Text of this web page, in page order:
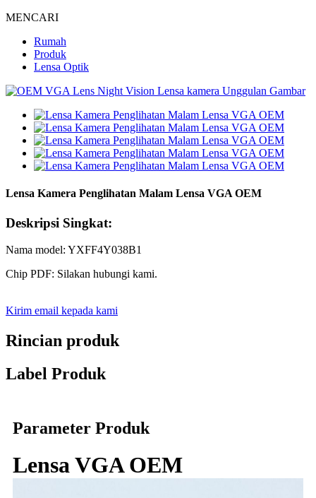
MENCARI
Rumah
Produk
Lensa Optik
Lensa Kamera Penglihatan Malam Lensa VGA OEM
Deskripsi Singkat:
Nama model: YXFF4Y038B1
Chip PDF: Silakan hubungi kami.
Kirim email kepada kami
Rincian produk
Label Produk
Parameter Produk
Lensa VGA OEM